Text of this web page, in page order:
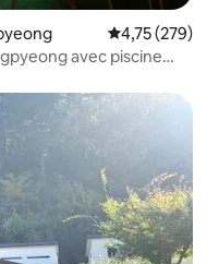
Évaluation
4,75 (279)
avec piscine